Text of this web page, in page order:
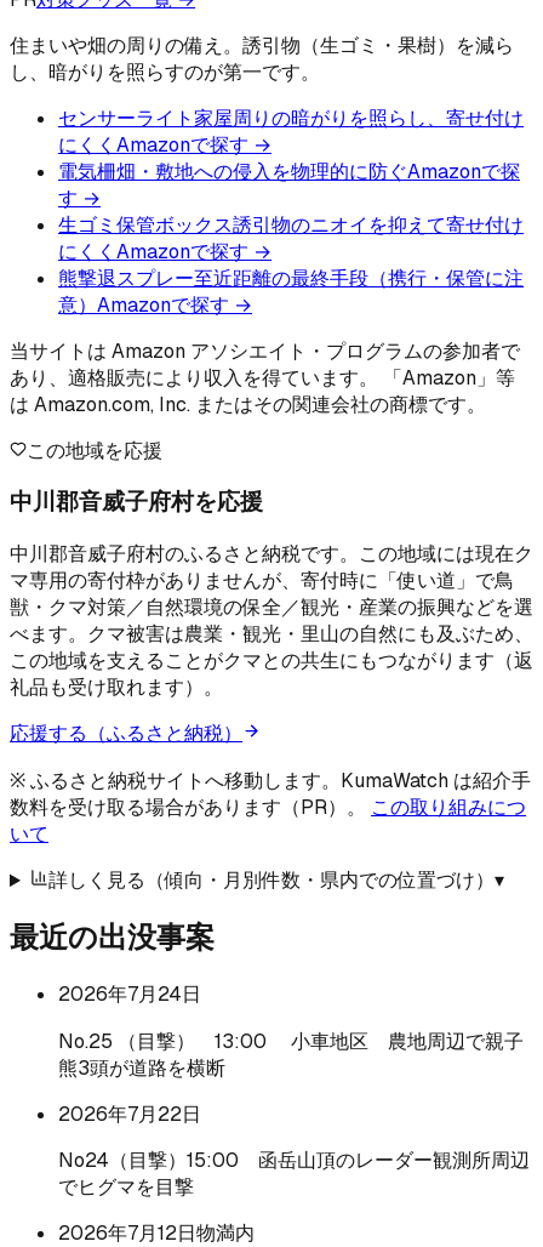
住まいや畑の周りの備え。誘引物（生ゴミ・果樹）を減ら
し、暗がりを照らすのが第一です。
センサーライト家屋周りの暗がりを照らし、寄せ付け
にくく Amazonで探す →
電気柵畑・敷地への侵入を物理的に防ぐAmazonで探
す →
生ゴミ保管ボックス誘引物のニオイを抑えて寄せ付け
にくく Amazonで探す →
熊撃退スプレー至近距離の最終手段（携行・保管に注
意） Amazonで探す →
当サイトは Amazon アソシエイト・プログラムの参加者で
あり、適格販売により収入を得ています。 「Amazon」等
は Amazon.com, Inc. またはその関連会社の商標です。
この地域を応援
中川郡音威子府村を応援
中川郡音威子府村のふるさと納税です。この地域には現在ク
マ専用の寄付枠がありませんが、寄付時に「使い道」で鳥
獣・クマ対策／自然環境の保全／観光・産業の振興などを選
べます。クマ被害は農業・観光・里山の自然にも及ぶため、
この地域を支えることがクマとの共生にもつながります（返
礼品も受け取れます）。
応援する（ふるさと納税）
※ ふるさと納税サイトへ移動します。KumaWatch は紹介手
数料を受け取る場合があります（PR）。
この取り組みにつ
いて
詳しく見る（傾向・月別件数・県内での位置づけ） ▾
最近の出没事案
2026年7月24日
No.25 （目撃） 13:00 小車地区 農地周辺で親子
熊3頭が道路を横断
2026年7月22日
No24（目撃）15:00 函岳山頂のレーダー観測所周辺
でヒグマを目撃
2026年7月12日物満内